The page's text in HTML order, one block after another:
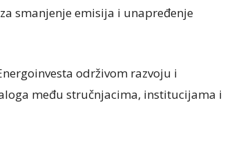
smanjenje emisija i unapređenje
održivom razvoju i
među stručnjacima, institucijama i